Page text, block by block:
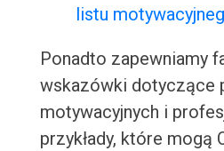
listu
Ponadto zapewniamy
wskazówki dotyczące
motywacyjnych i
przykłady, które mogą